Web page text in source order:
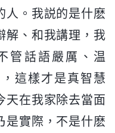
人。我説的是什麽
解、和我講理，我
管話語嚴厲、温
這樣才是真智慧
天在我家除去當面
是實際，不是什麽